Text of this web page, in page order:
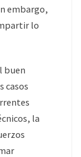
embargo,
lo
buen
casos
la